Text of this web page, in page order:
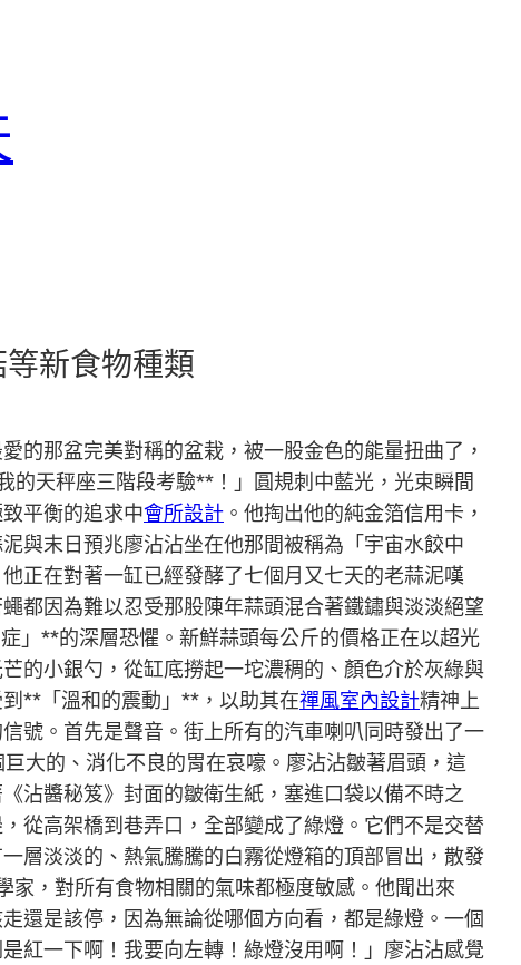
等新食物種類
的那盆完美對稱的盆栽，被一股金色的能量扭曲了，
天秤座三階段考驗**！」圓規刺中藍光，光束瞬間
平衡的追求中會所設計 。他掏出他的純金箔信用卡，
與末日預兆廖沾沾坐在他那間被稱為「宇宙水餃中
正在對著一缸已經發酵了七個月又七天的老蒜泥嘆
都因為難以忍受那股陳年蒜頭混合著鐵鏽與淡淡絕望
」**的深層恐懼。新鮮蒜頭每公斤的價格正在以超光
的小銀勺，從缸底撈起一坨濃稠的、顏色介於灰綠與
**「溫和的震動」**，以助其在禪風室內設計精神上
號。首先是聲音。街上所有的汽車喇叭同時發出了一
大的、消化不良的胃在哀嚎。廖沾沾皺著眉頭，這
沾醬秘笈》封面的皺衛生紙，塞進口袋以備不時之
從高架橋到巷弄口，全部變成了綠燈。它們不是交替
層淡淡的、熱氣騰騰的白霧從燈箱的頂部冒出，散發
家，對所有食物相關的氣味都極度敏感。他聞出來
還是該停，因為無論從哪個方向看，都是綠燈。一個
紅一下啊！我要向左轉！綠燈沒用啊！」廖沾沾感覺